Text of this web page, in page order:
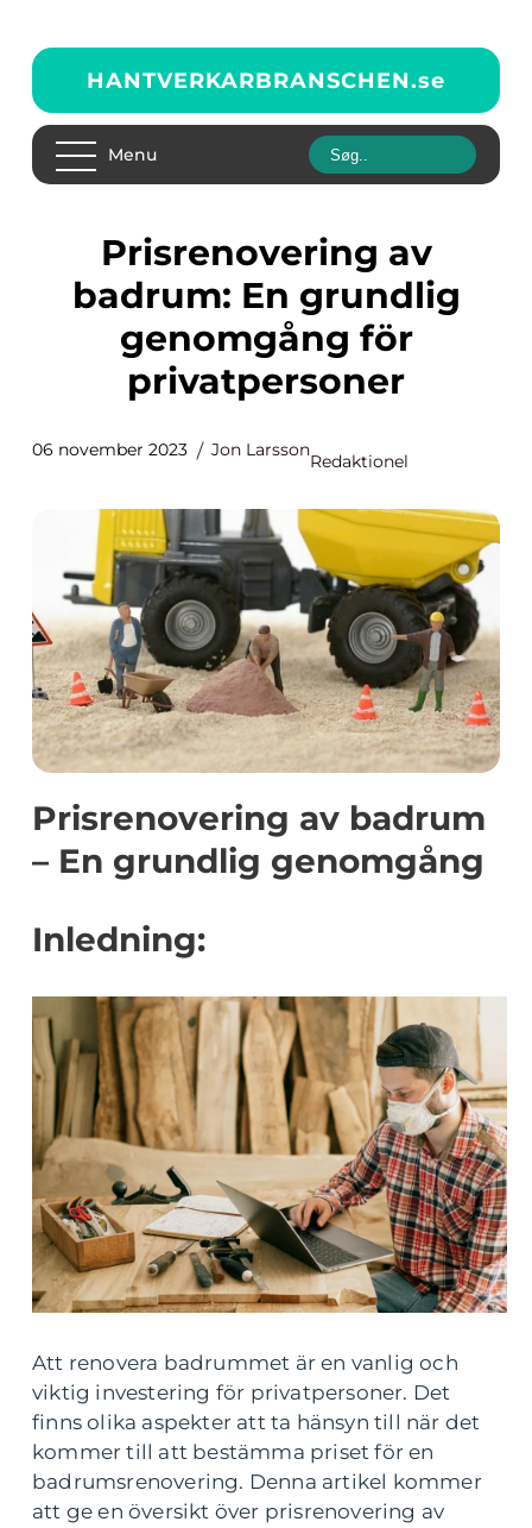
HANTVERKARBRANSCHEN.se
Menu
Prisrenovering av
badrum: En grundlig
genomgång för
privatpersoner
06 november 2023 Jon Larsson
Redaktionel
Prisrenovering av badrum
– En grundlig genomgång
Inledning:
Att renovera badrummet är en vanlig och
viktig investering för privatpersoner. Det
finns olika aspekter att ta hänsyn till när det
kommer till att bestämma priset för en
badrumsrenovering. Denna artikel kommer
att ge en översikt över prisrenovering av